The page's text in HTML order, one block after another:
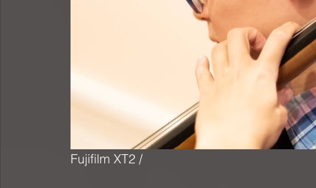
Fujifilm XT2 /